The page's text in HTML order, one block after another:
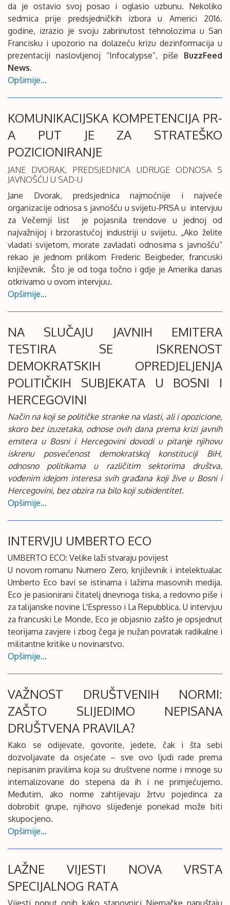
da je ostavio svoj posao i oglasio uzbunu. Nekoliko
sedmica prije predsjedničkih izbora u Americi 2016.
godine, izrazio je svoju zabrinutost tehnolozima u San
Francisku i upozorio na dolazeću krizu dezinformacija u
prezentaciji naslovljenoj “Infocalypse”, piše BuzzFeed
News.
Opširnije...
KOMUNIKACIJSKA KOMPETENCIJA PR-
A PUT JE ZA STRATEŠKO
POZICIONIRANJE
JANE DVORAK, PREDSJEDNICA UDRUGE ODNOSA S
JAVNOŠĆU U SAD-U
Jane Dvorak, predsjednica najmoćnije i najveće
organizacije odnosa s javnošću u svijetu-PRSA u intervjuu
za Večernji list je pojasnila trendove u jednoj od
najvažnijoj i brzorastućoj industriji u svijetu. „Ako želite
vladati svijetom, morate zavladati odnosima s javnošću“
rekao je jednom prilikom Frederic Beigbeder, francuski
književnik. Što je od toga točno i gdje je Amerika danas
otkrivamo u ovom intervjuu.
Opširnije...
NA SLUČAJU JAVNIH EMITERA
TESTIRA SE ISKRENOST
DEMOKRATSKIH OPREDJELJENJA
POLITIČKIH SUBJEKATA U BOSNI I
HERCEGOVINI
Način na koji se političke stranke na vlasti, ali i opozicione,
skoro bez izuzetaka, odnose ovih dana prema krizi javnih
emitera u Bosni i Hercegovini dovodi u pitanje njihovu
iskrenu posvećenost demokratskoj konstituciji BiH,
odnosno politikama u različitim sektorima društva,
vođenim idejom interesa svih građana koji žive u Bosni i
Hercegovini, bez obzira na bilo koji subidentitet.
Opširnije...
INTERVJU UMBERTO ECO
UMBERTO ECO: Velike laži stvaraju povijest
U novom romanu Numero Zero, književnik i intelektualac
Umberto Eco bavi se istinama i lažima masovnih medija.
Eco je pasionirani čitatelj dnevnoga tiska, a redovno piše i
za talijanske novine L'Espresso i La Repubblica. U intervjuu
za francuski Le Monde, Eco je objasnio zašto je opsjednut
teorijama zavjere i zbog čega je nužan povratak radikalne i
militantne kritike u novinarstvo.
Opširnije...
VAŽNOST DRUŠTVENIH NORMI:
ZAŠTO SLIJEDIMO NEPISANA
DRUŠTVENA PRAVILA?
Kako se odijevate, govorite, jedete, čak i šta sebi
dozvoljavate da osjećate – sve ovo ljudi rade prema
nepisanim pravilima koja su društvene norme i mnoge su
internalizovane do stepena da ih i ne primjećujemo.
Međutim, ako norme zahtijevaju žrtvu pojedinca za
dobrobit grupe, njihovo slijeđenje ponekad može biti
skupocjeno.
Opširnije...
LAŽNE VIJESTI NOVA VRSTA
SPECIJALNOG RATA
Vijesti poput onih kako stanovnici Njemačke napuštaju